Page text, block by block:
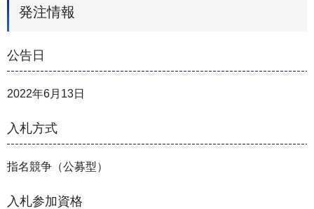
発注情報
公告日
2022年6月13日
入札方式
指名競争（公募型）
入札参加資格